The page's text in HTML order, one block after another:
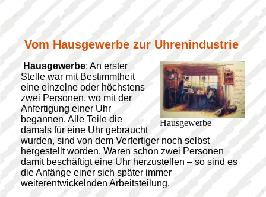
Vom Hausgewerbe zur Uhrenindustrie
Hausgewerbe
Hausgewerbe: An erster
Stelle war mit Bestimmtheit
eine einzelne oder höchstens
zwei Personen, wo mit der
Anfertigung einer Uhr
begannen. Alle Teile die
damals für eine Uhr gebraucht
wurden, sind von dem Verfertiger noch selbst
hergestellt worden. Waren schon zwei Personen
damit beschäftigt eine Uhr herzustellen – so sind es
die Anfänge einer sich später immer
weiterentwickelnden Arbeitsteilung.